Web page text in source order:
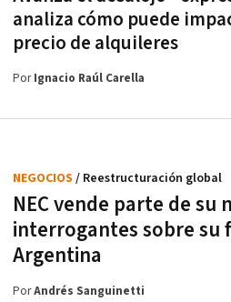
analiza cómo puede
precio de alquileres
PorIgnacio Raúl Carella
NEC vende parte de su
interrogantes sobre su
Argentina
NEGOCIOS / Reestructuración global
PorAndrés Sanguinetti